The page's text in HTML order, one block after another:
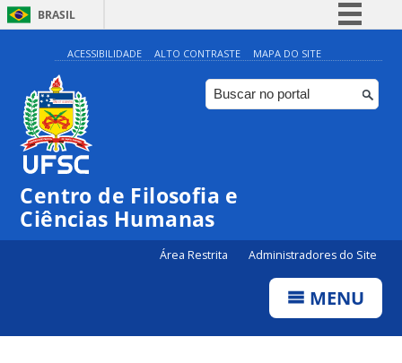
BRASIL
Simplifique!
Comunica BR
Participe
ACESSIBILIDADE ALTO CONTRASTE MAPA DO SITE
Centro de Filosofia e
Ciências Humanas
Área Restrita Administradores do Site
MENU